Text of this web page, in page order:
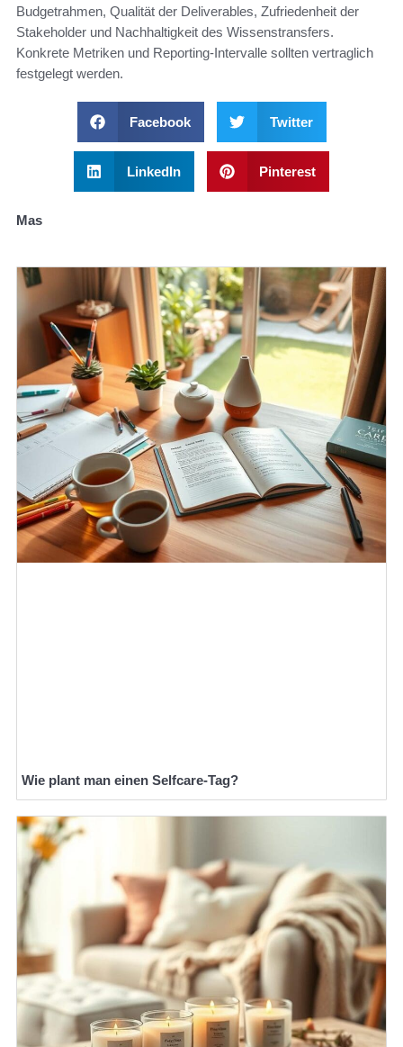
Budgetrahmen, Qualität der Deliverables, Zufriedenheit der
Stakeholder und Nachhaltigkeit des Wissenstransfers.
Konkrete Metriken und Reporting-Intervalle sollten vertraglich
festgelegt werden.
Facebook Twitter
LinkedIn Pinterest
Mas
Wie plant man einen Selfcare-Tag?